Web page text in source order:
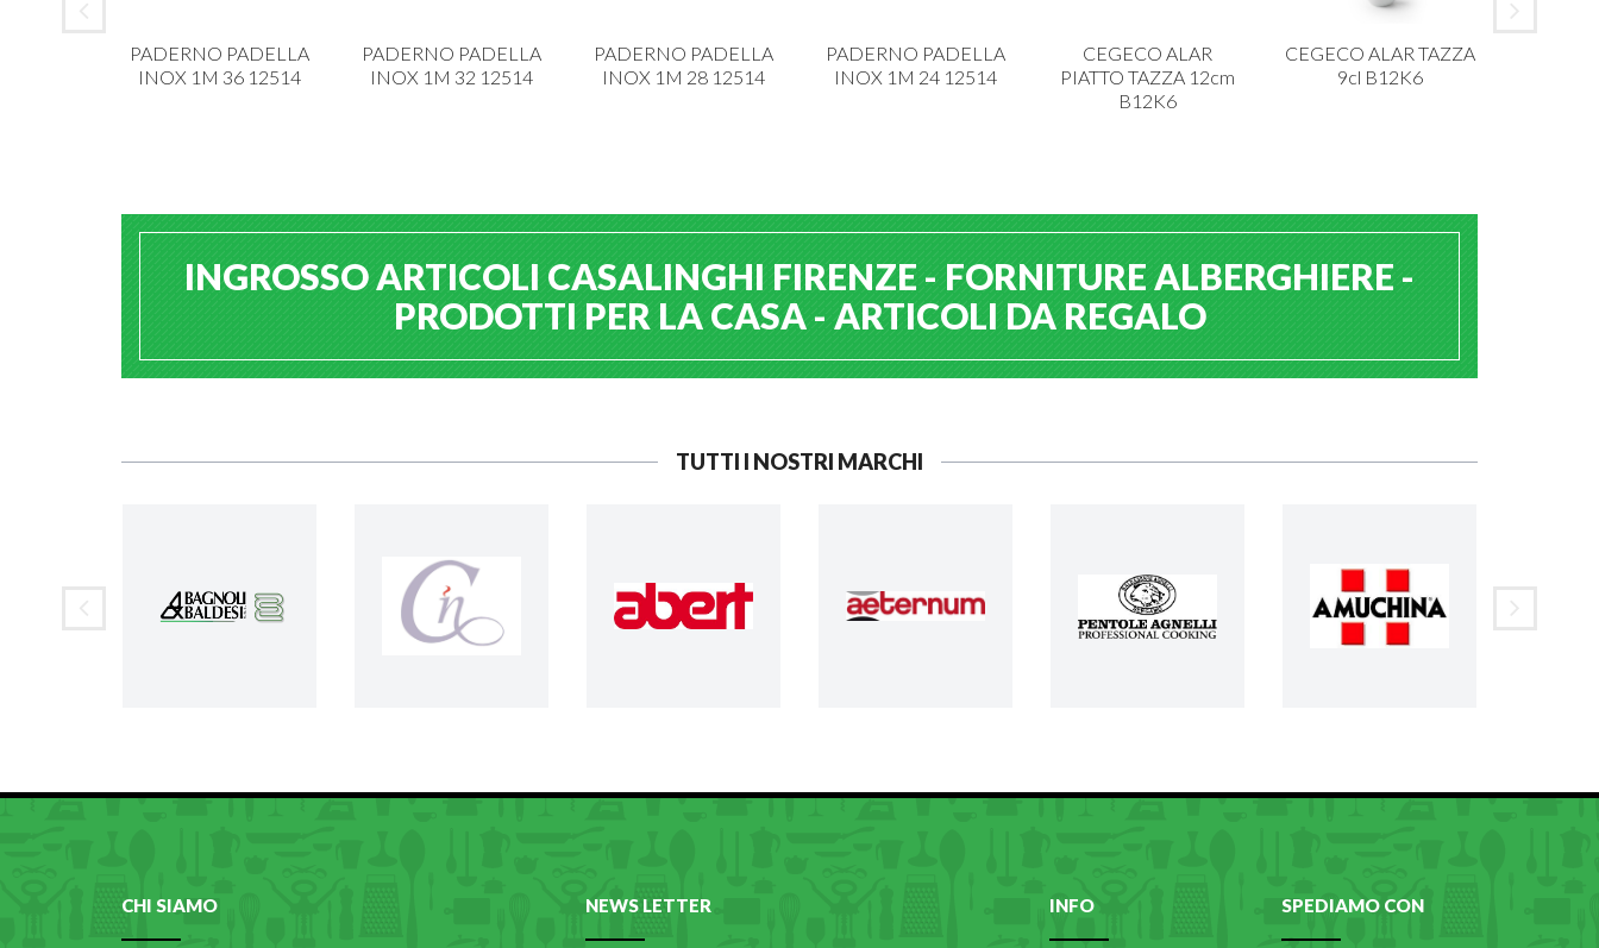
PADERNO PADELLA
INOX 1M 36 12514
PADERNO PADELLA
INOX 1M 32 12514
PADERNO PADELLA
INOX 1M 28 12514
PADERNO PADELLA
INOX 1M 24 12514
CEGECO ALAR
PIATTO TAZZA 12cm
B12K6
CEGECO ALAR TAZZA
9cl B12K6
INGROSSO ARTICOLI CASALINGHI FIRENZE - FORNITURE ALBERGHIERE -
PRODOTTI PER LA CASA - ARTICOLI DA REGALO
TUTTI I NOSTRI MARCHI
CHI SIAMO NEWS LETTER INFO SPEDIAMO CON